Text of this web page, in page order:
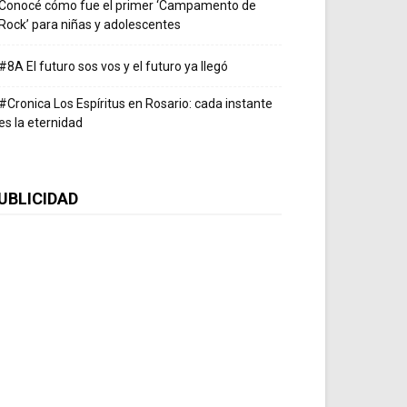
cómo fue el primer ‘Campamento de
para niñas y adolescentes
El futuro sos vos y el futuro ya llegó
Los Espíritus en Rosario: cada instante
la eternidad